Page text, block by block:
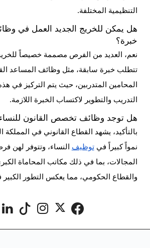
التنظيمية المختلفة.
هل يمكن للخريج الجديد العمل في
خبرة؟
نعم، العديد من الفرص مصممة خصيصاً
تتطلب خبرة سابقة، مثل وظائف المساعد
المحامين المتدربين، حيث يتم التركيز في
التدريب والتطوير لاكتساب الخبرة اللازمة.
هل توجد وظائف تخصص القانون
بالتأكيد، يشهد القطاع القانوني في المملكة
نمواً كبيراً فيتوظيف النساء، وتتوفر لهن
المجالات، بما في ذلك مكاتب المحاماة
والقطاع الحكومي، مما يعكس التطور